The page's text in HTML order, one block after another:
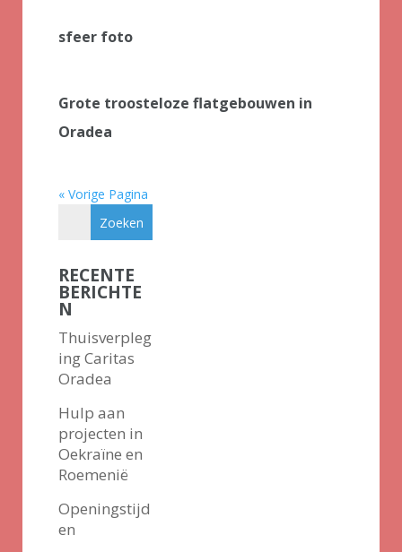
sfeer foto
Grote troosteloze flatgebouwen in
Oradea
« Vorige Pagina
RECENTE
BERICHTE
N
Thuisverpleg
ing Caritas
Oradea
Hulp aan
projecten in
Oekraïne en
Roemenië
Openingstijd
en